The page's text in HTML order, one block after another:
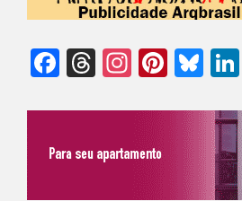
Facebook
Threads